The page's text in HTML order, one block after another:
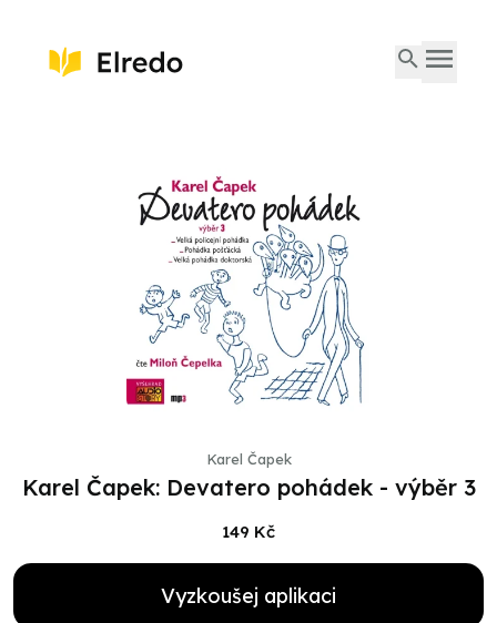
Karel Čapek
Karel Čapek: Devatero pohádek - výběr 3
149 Kč
Vyzkoušej aplikaci